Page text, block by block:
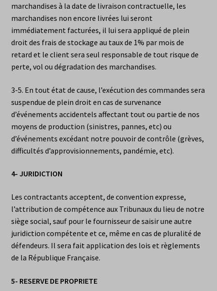
marchandises à la date de livraison contractuelle, les
marchandises non encore livrées lui seront
immédiatement facturées, il lui sera appliqué de plein
droit des frais de stockage au taux de 1% par mois de
retard et le client sera seul responsable de tout risque de
perte, vol ou dégradation des marchandises.
3-5. En tout état de cause, l’exécution des commandes sera
suspendue de plein droit en cas de survenance
d’événements accidentels affectant tout ou partie de nos
moyens de production (sinistres, pannes, etc) ou
d’événements excédant notre pouvoir de contrôle (grèves,
difficultés d’approvisionnements, pandémie, etc).
4- JURIDICTION
Les contractants acceptent, de convention expresse,
l’attribution de compétence aux Tribunaux du lieu de notre
siège social, sauf pour le fournisseur de saisir une autre
juridiction compétente et ce, même en cas de pluralité de
défendeurs. Il sera fait application des lois et règlements
de la République Française.
5- RESERVE DE PROPRIETE